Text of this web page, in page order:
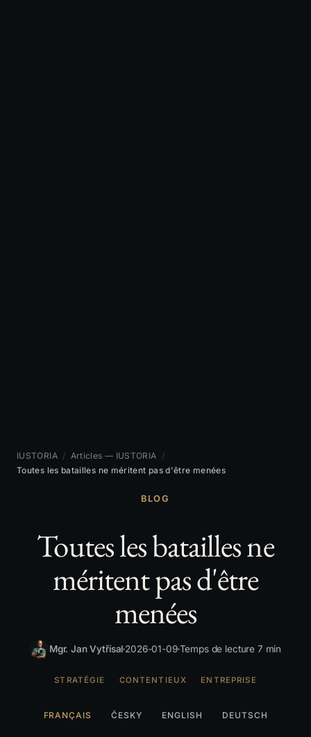
IUSTORIA / Articles — IUSTORIA /
Toutes les batailles ne méritent pas d'être menées
BLOG
Toutes les batailles ne
méritent pas d'être
menées
Mgr. Jan Vytřísal 2026-01-09Temps de lecture 7 min
STRATÉGIE CONTENTIEUX ENTREPRISE
FRANÇAIS ČESKY ENGLISH DEUTSCH